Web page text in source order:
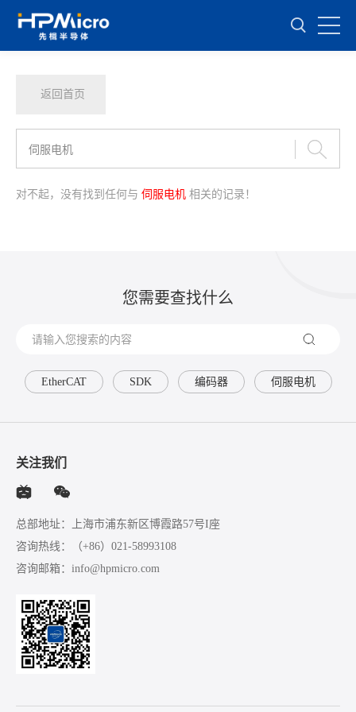
返回首页
对不起，没有找到任何与 伺服电机 相关的记录！
您需要查找什么
EtherCAT SDK 编码器 伺服电机
关注我们
总部地址：上海市浦东新区博霞路57号I座
咨询热线：
（+86）021-58993108
咨询邮箱： info@hpmicro.com